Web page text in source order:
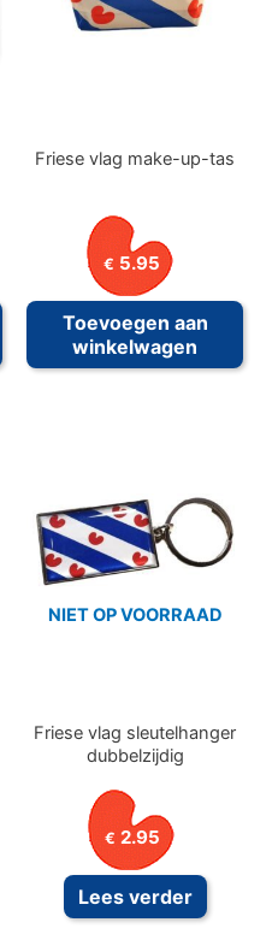
Friese vlag make-up-tas
€ 5.95
Toevoegen aan
winkelwagen
NIET OP VOORRAAD
Friese vlag sleutelhanger
dubbelzijdig
€ 2.95
Lees verder